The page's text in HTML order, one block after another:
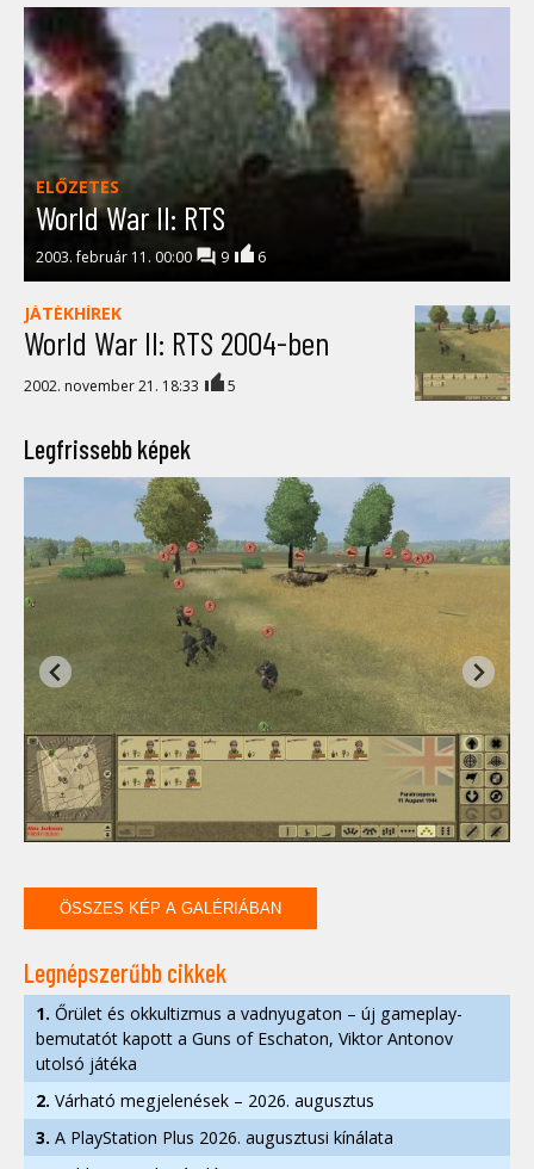
ELŐZETES
World War II: RTS
2003. február 11. 00:00 9 6
JÁTÉKHÍREK
World War II: RTS 2004-ben
2002. november 21. 18:33 5
Legfrissebb képek
ÖSSZES KÉP A GALÉRIÁBAN
Legnépszerűbb cikkek
1. Őrület és okkultizmus a vadnyugaton – új gameplay-
bemutatót kapott a Guns of Eschaton, Viktor Antonov
utolsó játéka
2. Várható megjelenések – 2026. augusztus
3. A PlayStation Plus 2026. augusztusi kínálata